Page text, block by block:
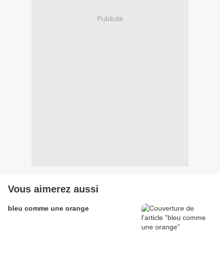
Publicité
Vous aimerez aussi
bleu comme une orange